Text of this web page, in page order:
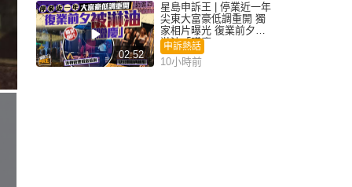
02:52
星島申訴王 | 停業近一年
尖東大富豪低調重開 獨
家相片曝光 復業前夕被
淋油「贈慶」
申訴熱話
10小時前